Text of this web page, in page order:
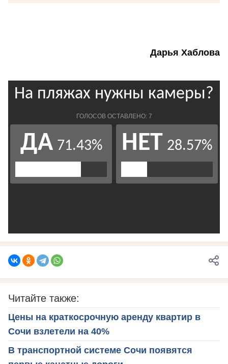
Дарья Хаблова
Читайте также:
Цены на краткосрочную аренду квартир в
Сочи взлетели на 40%
В транспортной системе Сочи появятся